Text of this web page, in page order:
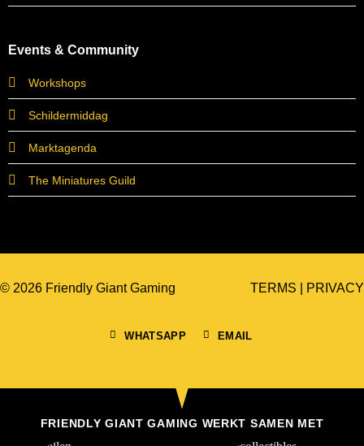
Events & Community
Workshops
Schildermiddag
Marktagenda
The Miniatures Guild
© 2026 Friendly Giant Gaming
WHATSAPP EMAIL
TERMS PRIVACY
FRIENDLY GIANT GAMING WERKT SAMEN MET